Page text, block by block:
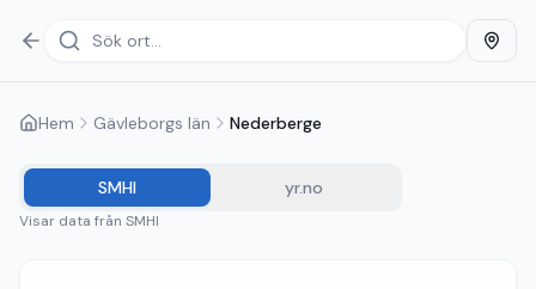
Hem Gävleborgs län Nederberge
SMHI yr.no
Visar data från SMHI